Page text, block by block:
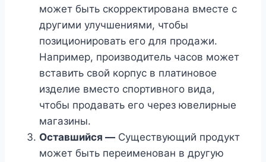
может быть скорректирована вместе с
другими улучшениями, чтобы
позиционировать его для продажи.
Например, производитель часов может
вставить свой корпус в платиновое
изделие вместо спортивного вида,
чтобы продавать его через ювелирные
магазины.
Оставшийся — Существующий продукт
может быть переименован в другую